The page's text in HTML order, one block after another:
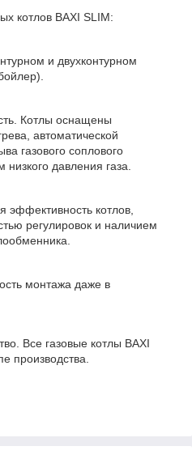
котлов BAXI SLIM:
и двухконтурном
Котлы оснащены
автоматической
газового соплового
давления газа.
эффективность котлов,
регулировок и наличием
монтажа даже в
Все газовые котлы BAXI
производства.